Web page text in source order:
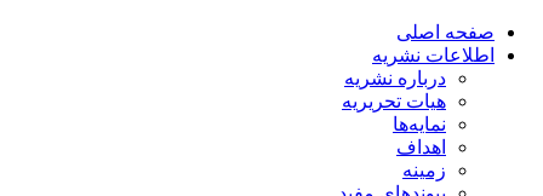
صفحه اصلی
اطلاعات نشریه
درباره نشریه
هیات تحریریه
نمایه‌ها
اهداف
زمینه